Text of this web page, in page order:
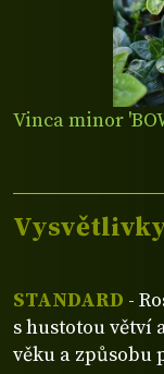
Vinca minor
STANDARD -
s hustotou větví
věku a způsobu